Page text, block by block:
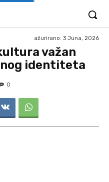
ažurirano: 3 Juna, 2026
važan
identiteta
0